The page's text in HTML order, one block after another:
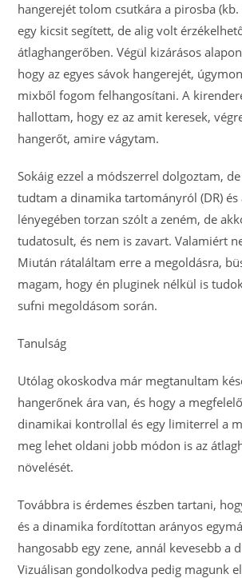
hangerejét tolom csutkára a pirosba (kb.
egy kicsit segített, de alig volt
átlaghangerőben. Végül kizárásos
hogy az egyes sávok hangerejét,
mixből fogom felhangosítani. A
hallottam, hogy ez az amit keresek,
hangerőt, amire vágytam.
Sokáig ezzel a módszerrel dolgoztam,
tudtam a dinamika tartományról (DR)
lényegében torzan szólt a zeném, de
tudatosult, és nem is zavart. Valamiért
Miután rátaláltam erre a megoldásra,
magam, hogy én pluginek nélkül is
sufni megoldásom során.
Tanulság
Utólag okoskodva már megtanultam
hangerőnek ára van, és hogy a
dinamikai kontrollal és egy limiterrel a
meg lehet oldani jobb módon is az
növelését.
Továbbra is érdemes észben tartani,
és a dinamika fordítottan arányos
hangosabb egy zene, annál kevesebb a
Vizuálisan gondolkodva pedig magunk